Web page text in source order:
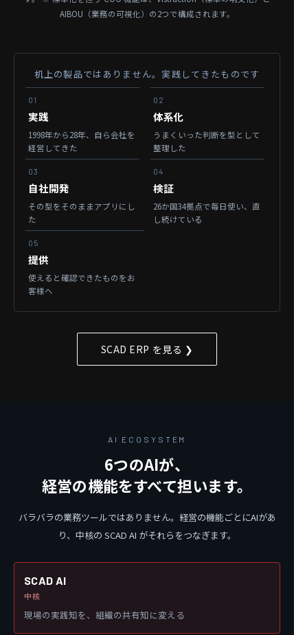
AIBOU（業務の可視化）の2つで構成されます。
机上の製品ではありません。実践してきたものです
01
実践
1998年から28年、 自ら会社を
経営してきた
02
体系化
うまくいった判断を型として
整理した
03
自社開発
その型をそのままアプリにし
た
04
検証
26か国34拠点で毎日使い、 直
し続けている
05
提供
使えると確認できたものをお
客様へ
SCAD ERP を見る ❯
AI ECOSYSTEM
6つのAIが、
経営の機能をすべて担います。
バラバラの業務ツールではありません。経営の機能ごとにAIがあ
り、中核の SCAD AI がそれらをつなぎます。
SCAD AI
中核
現場の実践知を、組織の共有知に変える